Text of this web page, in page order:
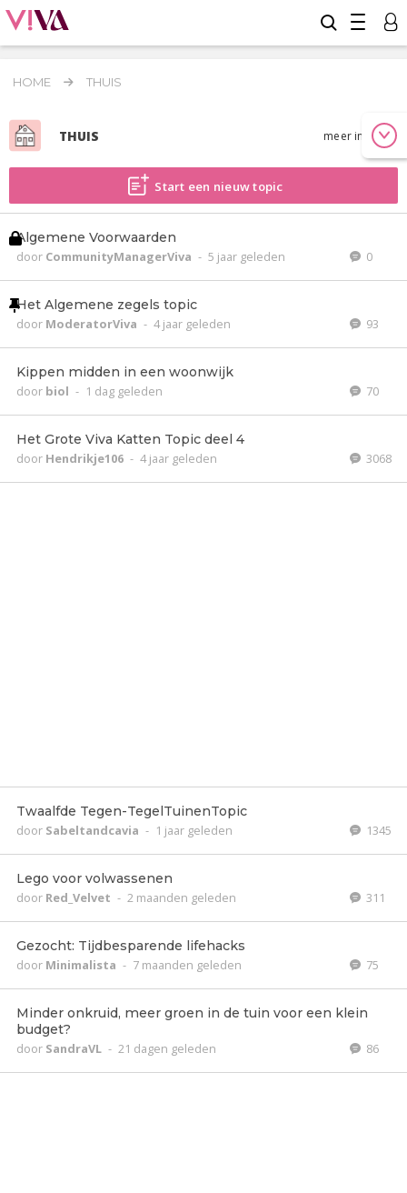
HOME THUIS
THUIS meer info
Start een nieuw topic
Algemene Voorwaarden
door CommunityManagerViva - 5 jaar geleden 0
Het Algemene zegels topic
door ModeratorViva - 4 jaar geleden 93
Kippen midden in een woonwijk
door biol - 1 dag geleden 70
Het Grote Viva Katten Topic deel 4
door Hendrikje106 - 4 jaar geleden 3068
Twaalfde Tegen-TegelTuinenTopic
door Sabeltandcavia - 1 jaar geleden 1345
Lego voor volwassenen
door Red_Velvet - 2 maanden geleden 311
Gezocht: Tijdbesparende lifehacks
door Minimalista - 7 maanden geleden 75
Minder onkruid, meer groen in de tuin voor een klein
budget?
door SandraVL - 21 dagen geleden 86